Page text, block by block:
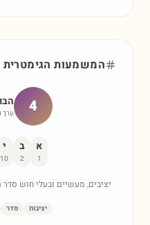
המשמעות
4 ערך
א
1
ב
2
י
10
יציבים, מעשיים ובעלי חוש סדר
יציבות סדר